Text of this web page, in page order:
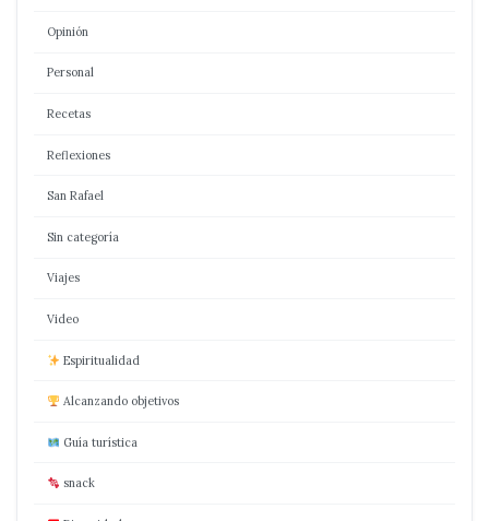
Opinión
Personal
Recetas
Reflexiones
San Rafael
Sin categoría
Viajes
Video
Espiritualidad
Alcanzando objetivos
Guía turística
snack